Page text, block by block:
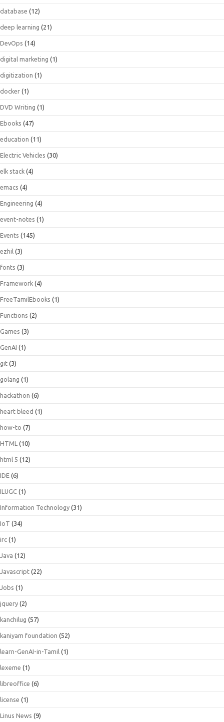
database (12)
deep learning (21)
DevOps (14)
digital marketing (1)
digitization (1)
docker (1)
DVD Writing (1)
Ebooks (47)
education (11)
Electric Vehicles (30)
elk stack (4)
emacs (4)
Engineering (4)
event-notes (1)
Events (145)
ezhil (3)
fonts (3)
Framework (4)
FreeTamilEbooks (1)
Functions (2)
Games (3)
GenAI (1)
git (3)
golang (1)
hackathon (6)
heart bleed (1)
how-to (7)
HTML (10)
html 5 (12)
IDE (6)
ILUGC (1)
Information Technology (31)
IoT (34)
irc (1)
Java (12)
Javascript (22)
Jobs (1)
jquery (2)
kanchilug (57)
kaniyam foundation (52)
learn-GenAI-in-Tamil (1)
lexeme (1)
libreoffice (6)
license (1)
Linus News (9)